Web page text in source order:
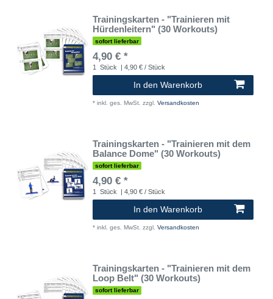
Trainingskarten - "Trainieren mit
Hürdenleitern" (30 Workouts)
sofort lieferbar
4,90 € *
1 Stück | 4,90 € / Stück
In den Warenkorb
* inkl. ges. MwSt. zzgl. Versandkosten
Trainingskarten - "Trainieren mit dem
Balance Dome" (30 Workouts)
sofort lieferbar
4,90 € *
1 Stück | 4,90 € / Stück
In den Warenkorb
* inkl. ges. MwSt. zzgl. Versandkosten
Trainingskarten - "Trainieren mit dem
Loop Belt" (30 Workouts)
sofort lieferbar